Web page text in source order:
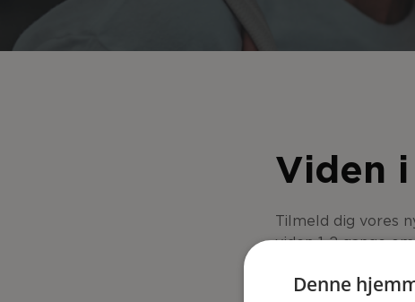
Viden
Tilmeld dig vores
viden 1-2 gange
Denne